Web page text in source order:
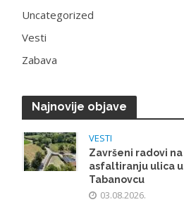
Uncategorized
Vesti
Zabava
Najnovije objave
VESTI
Završeni radovi na
asfaltiranju ulica u
Tabanovcu
03.08.2026.